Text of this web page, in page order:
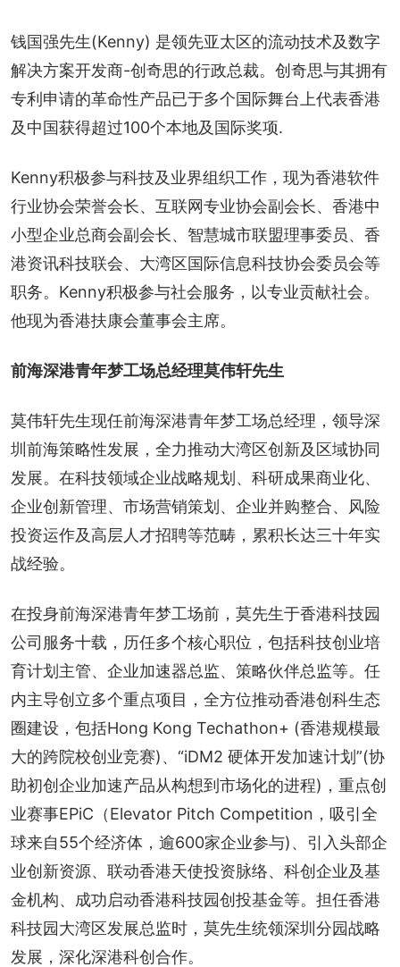
钱国强先生(Kenny) 是领先亚太区的流动技术及数字
解决方案开发商-创奇思的行政总裁。创奇思与其拥有
专利申请的革命性产品已于多个国际舞台上代表香港
及中国获得超过100个本地及国际奖项.
Kenny积极参与科技及业界组织工作，现为香港软件
行业协会荣誉会长、互联网专业协会副会长、香港中
小型企业总商会副会长、智慧城市联盟理事委员、香
港资讯科技联会、大湾区国际信息科技协会委员会等
职务。Kenny积极参与社会服务，以专业贡献社会。
他现为香港扶康会董事会主席。
前海深港青年梦工场总经理莫伟轩先生
莫伟轩先生现任前海深港青年梦工场总经理，领导深
圳前海策略性发展，全力推动大湾区创新及区域协同
发展。在科技领域企业战略规划、科研成果商业化、
企业创新管理、市场营销策划、企业并购整合、风险
投资运作及高层人才招聘等范畴，累积长达三十年实
战经验。
在投身前海深港青年梦工场前，莫先生于香港科技园
公司服务十载，历任多个核心职位，包括科技创业培
育计划主管、企业加速器总监、策略伙伴总监等。任
内主导创立多个重点项目，全方位推动香港创科生态
圈建设，包括Hong Kong Techathon+ (香港规模最
大的跨院校创业竞赛)、“iDM2 硬体开发加速计划”(协
助初创企业加速产品从构想到市场化的进程)，重点创
业赛事EPiC（Elevator Pitch Competition，吸引全
球来自55个经济体，逾600家企业参与)、引入头部企
业创新资源、联动香港天使投资脉络、科创企业及基
金机构、成功启动香港科技园创投基金等。担任香港
科技园大湾区发展总监时，莫先生统领深圳分园战略
发展，深化深港科创合作。